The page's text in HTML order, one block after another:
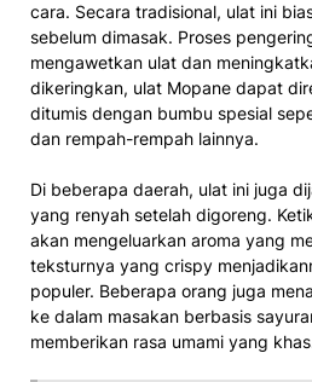
cara. Secara tradisional, ulat ini
sebelum dimasak. Proses
mengawetkan ulat dan
dikeringkan, ulat Mopane dapat
ditumis dengan bumbu spesial
dan rempah-rempah lainnya.
Di beberapa daerah, ulat ini juga
yang renyah setelah digoreng.
akan mengeluarkan aroma yang
teksturnya yang crispy
populer. Beberapa orang juga
ke dalam masakan berbasis
memberikan rasa umami yang